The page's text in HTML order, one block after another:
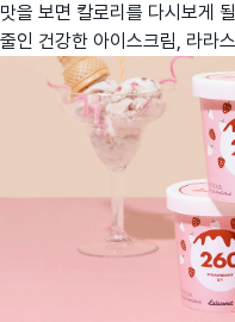
맛을 보면 칼로리를 다시보게
줄인 건강한 아이스크림, 라라